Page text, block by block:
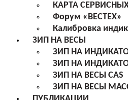
КАРТА
Форум «ВЕСТЕХ»
Калибровка
ЗИП НА ВЕСЫ
ЗИП НА
ЗИП НА
ЗИП НА ВЕСЫ CAS
ЗИП НА ВЕСЫ